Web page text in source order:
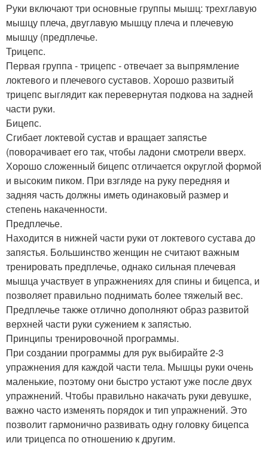
Руки включают три основные группы мышц: трехглавую
мышцу плеча, двуглавую мышцу плеча и плечевую
мышцу (предплечье.
Трицепс.
Первая группа - трицепс - отвечает за выпрямление
локтевого и плечевого суставов. Хорошо развитый
трицепс выглядит как перевернутая подкова на задней
части руки.
Бицепс.
Сгибает локтевой сустав и вращает запястье
(поворачивает его так, чтобы ладони смотрели вверх.
Хорошо сложенный бицепс отличается округлой формой
и высоким пиком. При взгляде на руку передняя и
задняя часть должны иметь одинаковый размер и
степень накаченности.
Предплечье.
Находится в нижней части руки от локтевого сустава до
запястья. Большинство женщин не считают важным
тренировать предплечье, однако сильная плечевая
мышца участвует в упражнениях для спины и бицепса, и
позволяет правильно поднимать более тяжелый вес.
Предплечье также отлично дополняют образ развитой
верхней части руки сужением к запястью.
Принципы тренировочной программы.
При создании программы для рук выбирайте 2-3
упражнения для каждой части тела. Мышцы руки очень
маленькие, поэтому они быстро устают уже после двух
упражнений. Чтобы правильно накачать руки девушке,
важно часто изменять порядок и тип упражнений. Это
позволит гармонично развивать одну головку бицепса
или трицепса по отношению к другим.